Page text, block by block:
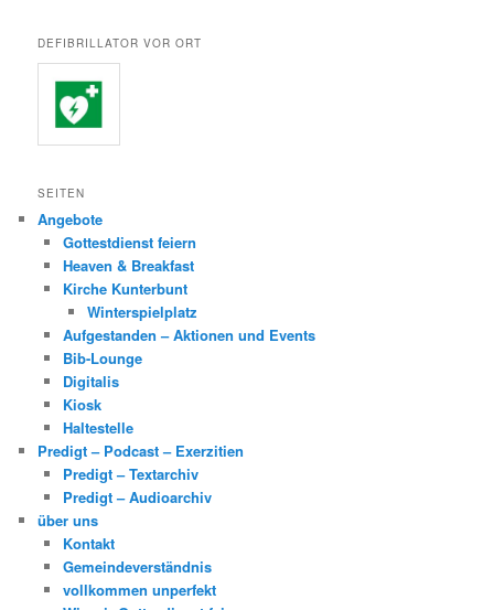
DEFIBRILLATOR VOR ORT
SEITEN
Angebote
Gottestdienst feiern
Heaven & Breakfast
Kirche Kunterbunt
Winterspielplatz
Aufgestanden – Aktionen und Events
Bib-Lounge
Digitalis
Kiosk
Haltestelle
Predigt – Podcast – Exerzitien
Predigt – Textarchiv
Predigt – Audioarchiv
über uns
Kontakt
Gemeindeverständnis
vollkommen unperfekt